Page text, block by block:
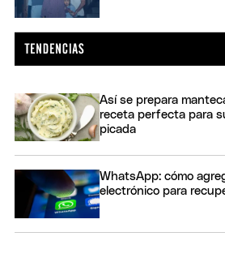
Así se prepara
receta perfecta para
picada
WhatsApp: cómo
electrónico para